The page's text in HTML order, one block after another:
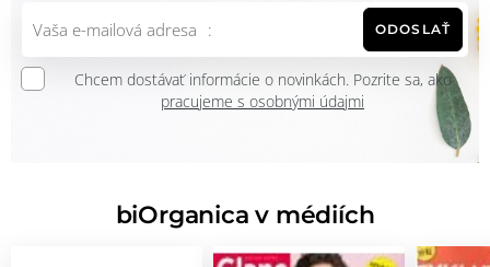
ODOSLAŤ
Chcem dostávať informácie o novinkách. Pozrite sa, ako
pracujeme s osobnými údajmi
biOrganica v médiích